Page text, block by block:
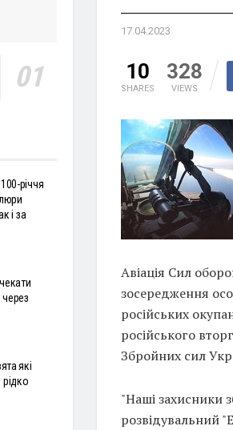
17.04.2023
10
SHARES
328
VIEWS
Авіація Сил
зосередження
російських
російського
Збройних сил
"Наші захисники
розвідувальний
річчя
і за
через
які